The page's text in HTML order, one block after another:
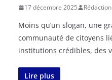
17 décembre 2025
Moins qu’un slogan, une
communauté de citoyens
institutions crédibles, des
Lire plus